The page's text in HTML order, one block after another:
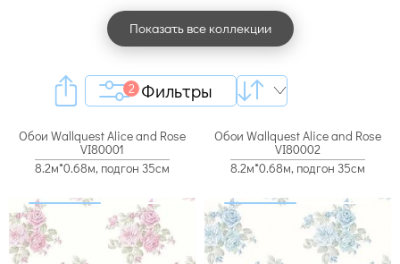
Показать все коллекции
Фильтры
2
Обои Wallquest Alice and Rose
VI80001
8.2м*0.68м, подгон 35см
Обои Wallquest Alice and Rose
VI80002
8.2м*0.68м, подгон 35см